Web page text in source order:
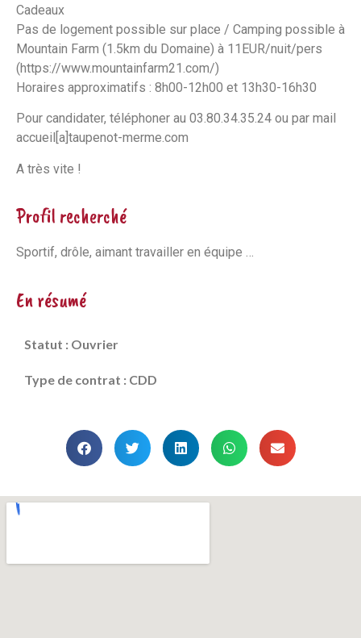
Cadeaux
Pas de logement possible sur place / Camping possible à
Mountain Farm (1.5km du Domaine) à 11EUR/nuit/pers
(https://www.mountainfarm21.com/)
Horaires approximatifs : 8h00-12h00 et 13h30-16h30
Pour candidater, téléphoner au 03.80.34.35.24 ou par mail
accueil[a]taupenot-merme.com
A très vite !
Profil recherché
Sportif, drôle, aimant travailler en équipe …
En résumé
Statut : Ouvrier
Type de contrat : CDD